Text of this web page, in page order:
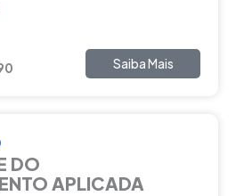
Saiba Mais
DO
APLICADA